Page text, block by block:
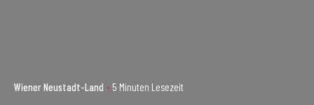
Wiener Neustadt-Land 5 Minuten Lesezeit